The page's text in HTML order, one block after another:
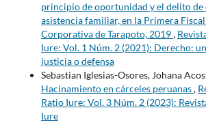
principio de oportunidad y el delito de
asistencia familiar, en la Primera
Corporativa de Tarapoto, 2019,
Iure: Vol. 1 Núm. 2 (2021): Derecho:
justicia o defensa
Sebastian Iglesias-Osores, Johana
Hacinamiento en cárceles peruanas,
Ratio Iure: Vol. 3 Núm. 2 (2023):
Iure